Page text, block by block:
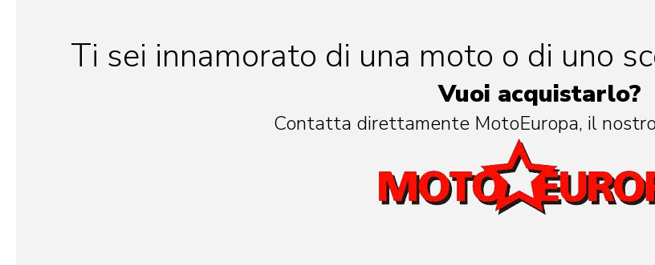
Ti sei innamorato di una moto o di uno
Vuoi acquistarlo?
Contatta direttamente MotoEuropa, il